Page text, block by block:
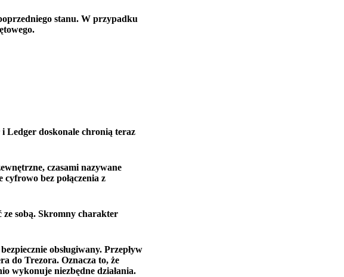
stanu. W przypadku
Ledger doskonale chronią teraz
czasami nazywane
bez połączenia z
sobą. Skromny charakter
obsługiwany. Przepływ
do Trezora. Oznacza to, że
wykonuje niezbędne działania.